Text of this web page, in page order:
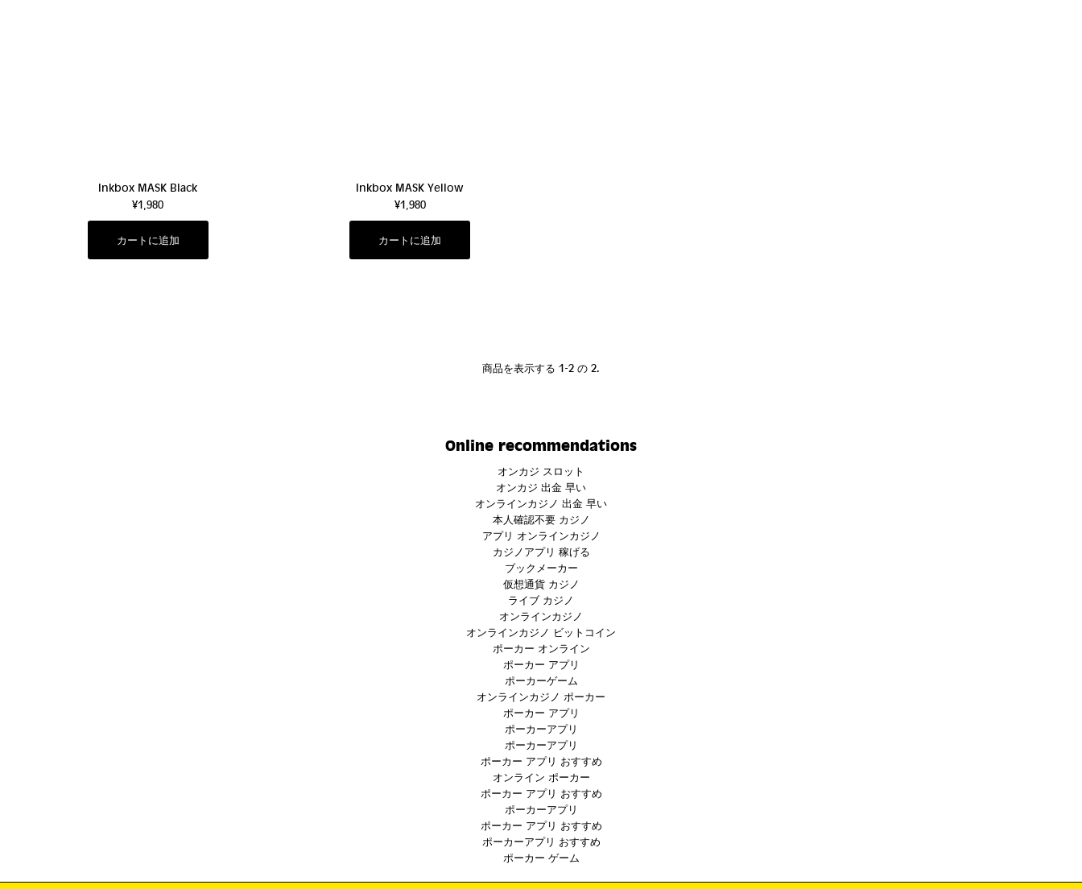
Inkbox MASK Black
¥1,980
Inkbox MASK Yellow
¥1,980
商品を表示する 1-2 の 2.
Online recommendations
オンカジ スロット
オンカジ 出金 早い
オンラインカジノ 出金 早い
本人確認不要 カジノ
アプリ オンラインカジノ
カジノアプリ 稼げる
ブックメーカー
仮想通貨 カジノ
ライブ カジノ
オンラインカジノ
オンラインカジノ ビットコイン
ポーカー オンライン
ポーカー アプリ
ポーカーゲーム
オンラインカジノ ポーカー
ポーカー アプリ
ポーカーアプリ
ポーカーアプリ
ポーカー アプリ おすすめ
オンライン ポーカー
ポーカー アプリ おすすめ
ポーカーアプリ
ポーカー アプリ おすすめ
ポーカーアプリ おすすめ
ポーカー ゲーム